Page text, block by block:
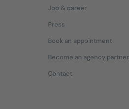
Job & career
Press
Book an appointment
Become an agency partner
Contact